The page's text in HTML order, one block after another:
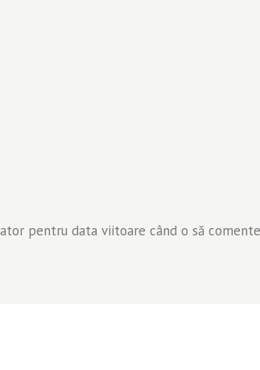
pentru data viitoare când o să